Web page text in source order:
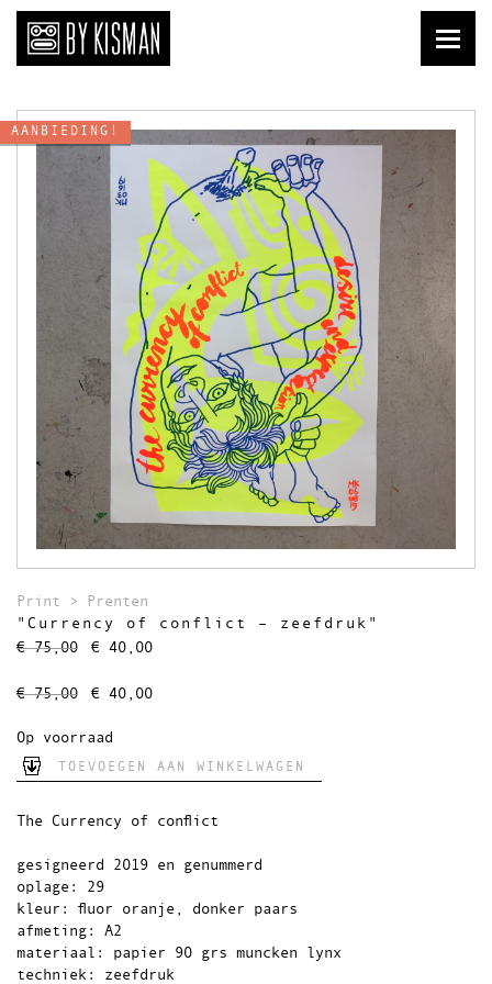
Kopi Kisman
Liefde van nu
Affiches
Briefkaarten
Download
Keramiek
Tegels
Textiel
Tafelgoed
Theedoeken
Wandkleden
Uitverkocht
AANBIEDING!
Print >
Prenten
"Currency of conflict – zeefdruk"
€75,00
Oorspronkelijke
was:
€ 40,00Huidige
is:
€75,00
Oorspronkelijke
was:
€ 75,00.
€ 40,00Huidige
€ 40,00.
Op voorraad
TOEVOEGEN AAN WINKELWAGEN
The Currency of conflict
gesigneerd 2019 en genummerd
oplage: 29
kleur: fluor oranje, donker paars
afmeting: A2
materiaal: papier 90 grs muncken lynx
techniek: zeefdruk